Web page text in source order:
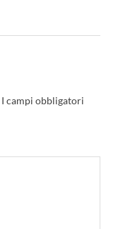
I campi obbligatori